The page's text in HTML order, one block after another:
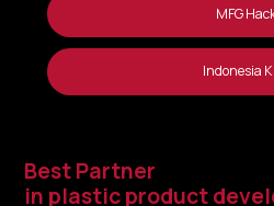
MFG
Indonesia
Best Partner
in plastic product